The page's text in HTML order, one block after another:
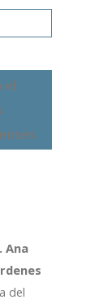
el
Ana
del